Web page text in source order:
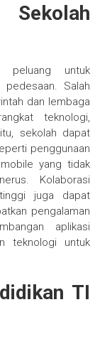
peluang untuk
Salah
dan lembaga
teknologi,
sekolah dapat
penggunaan
yang tidak
Kolaborasi
juga dapat
pengalaman
aplikasi
teknologi untuk
TI